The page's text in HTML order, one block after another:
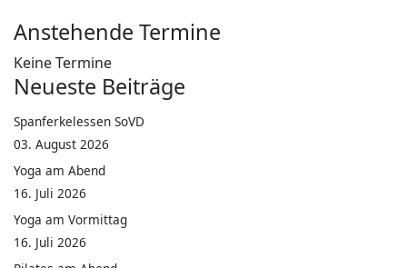
Anstehende Termine
Keine Termine
Neueste Beiträge
Spanferkelessen SoVD
03. August 2026
Yoga am Abend
16. Juli 2026
Yoga am Vormittag
16. Juli 2026